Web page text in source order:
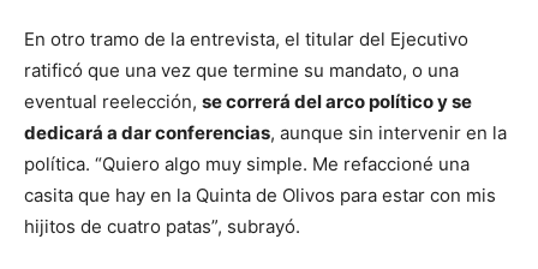
En otro tramo de la entrevista, el titular del Ejecutivo
ratificó que una vez que termine su mandato, o una
eventual reelección, se correrá del arco político y se
dedicará a dar conferencias, aunque sin intervenir en la
política. “Quiero algo muy simple. Me refaccioné una
casita que hay en la Quinta de Olivos para estar con mis
hijitos de cuatro patas”, subrayó.